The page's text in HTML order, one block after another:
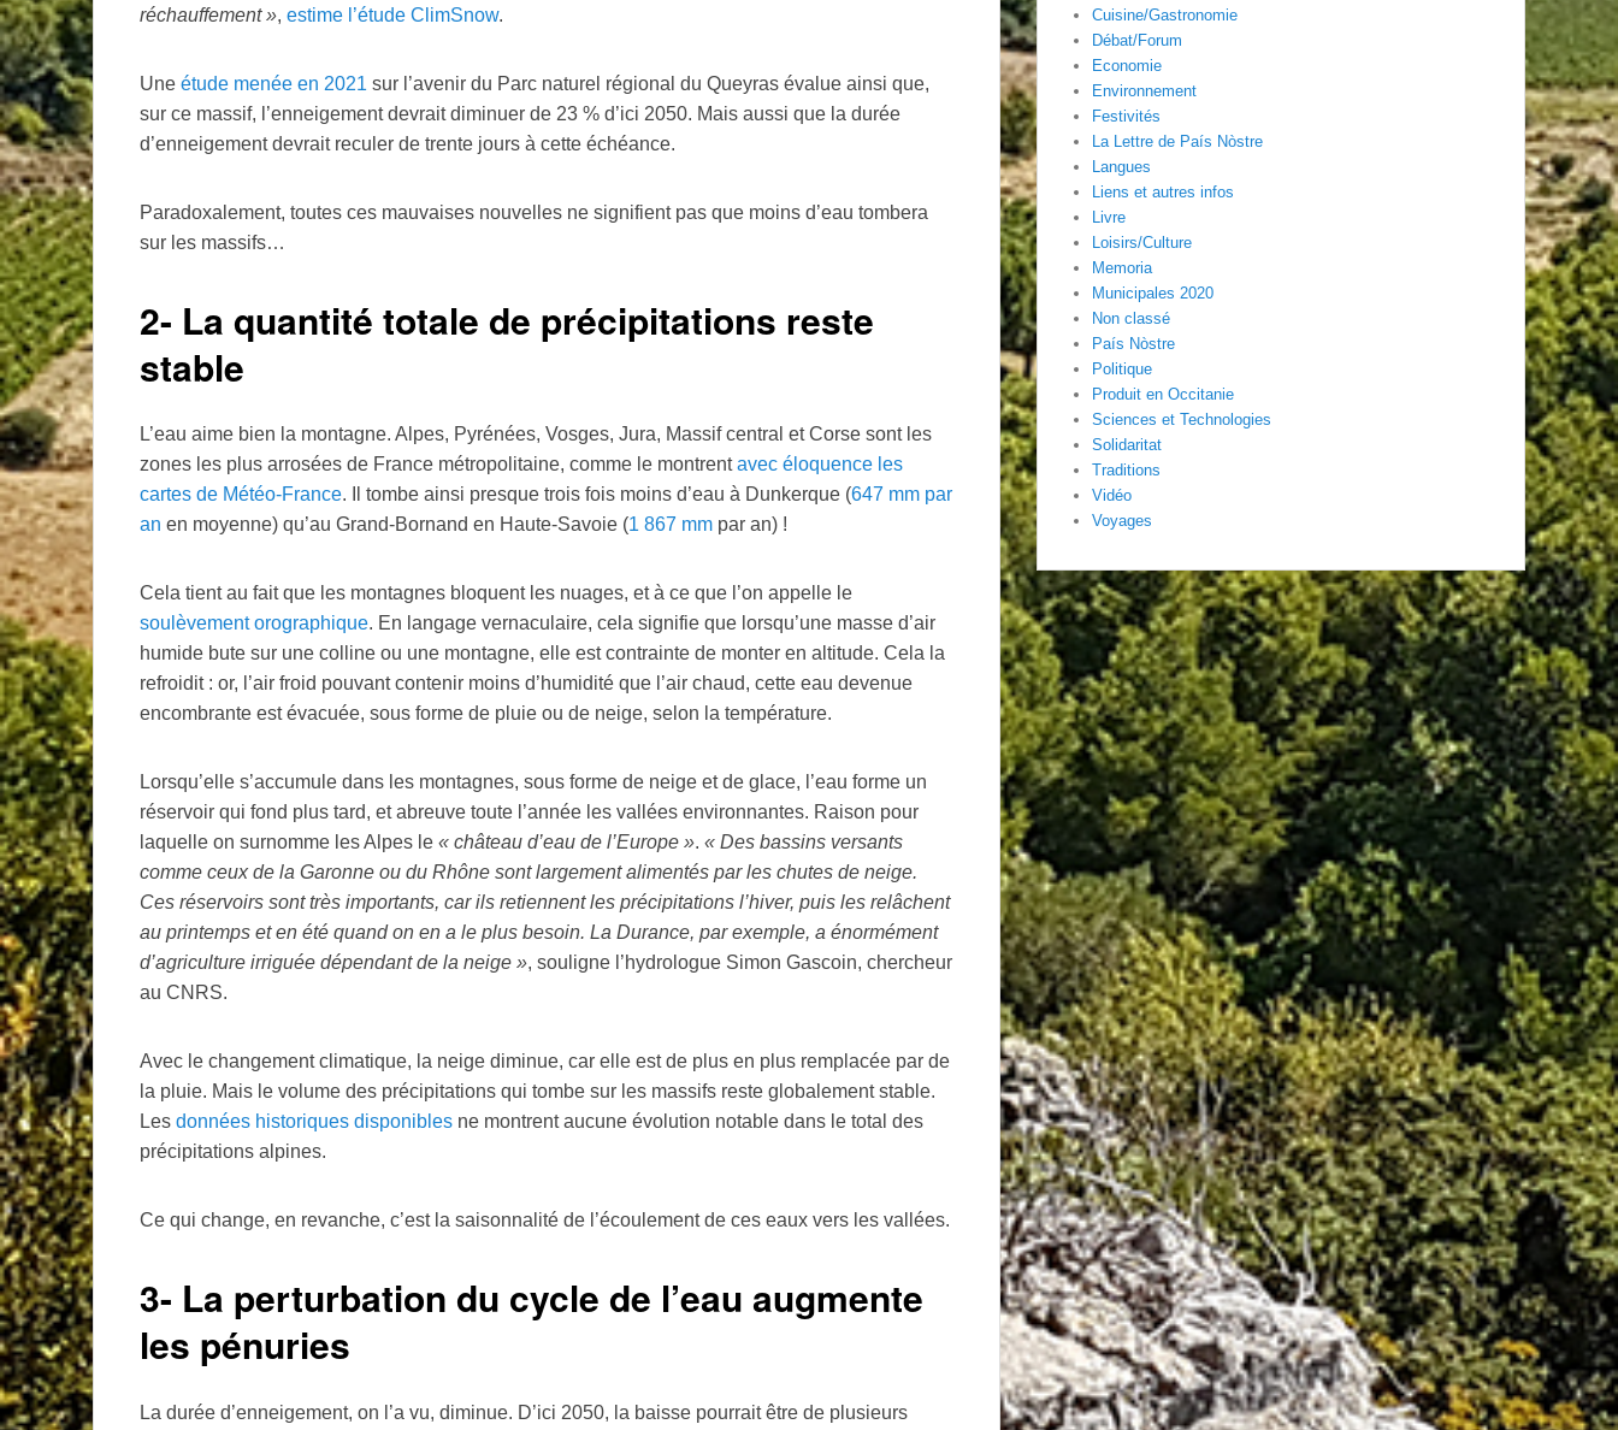
réchauffement », estime l’étude ClimSnow.
Une étude menée en 2021 sur l’avenir du Parc naturel régional du Queyras évalue ainsi que,
sur ce massif, l’enneigement devrait diminuer de 23 % d’ici 2050. Mais aussi que la durée
d’enneigement devrait reculer de trente jours à cette échéance.
Paradoxalement, toutes ces mauvaises nouvelles ne signifient pas que moins d’eau tombera
sur les massifs…
2- La quantité totale de précipitations reste
stable
L’eau aime bien la montagne. Alpes, Pyrénées, Vosges, Jura, Massif central et Corse sont les
zones les plus arrosées de France métropolitaine, comme le montrentavec éloquence les
cartes de Météo-France. Il tombe ainsi presque trois fois moins d’eau à Dunkerque (647 mm par
an en moyenne) qu’au Grand-Bornand en Haute-Savoie (1 867 mm par an) !
Cela tient au fait que les montagnes bloquent les nuages, et à ce que l’on appelle le
soulèvement orographique. En langage vernaculaire, cela signifie que lorsqu’une masse d’air
humide bute sur une colline ou une montagne, elle est contrainte de monter en altitude. Cela la
refroidit : or, l’air froid pouvant contenir moins d’humidité que l’air chaud, cette eau devenue
encombrante est évacuée, sous forme de pluie ou de neige, selon la température.
Lorsqu’elle s’accumule dans les montagnes, sous forme de neige et de glace, l’eau forme un
réservoir qui fond plus tard, et abreuve toute l’année les vallées environnantes. Raison pour
laquelle on surnomme les Alpes le « château d’eau de l’Europe ». « Des bassins versants
comme ceux de la Garonne ou du Rhône sont largement alimentés par les chutes de neige.
Ces réservoirs sont très importants, car ils retiennent les précipitations l’hiver, puis les relâchent
au printemps et en été quand on en a le plus besoin. La Durance, par exemple, a énormément
d’agriculture irriguée dépendant de la neige », souligne l’hydrologue Simon Gascoin, chercheur
au CNRS.
Avec le changement climatique, la neige diminue, car elle est de plus en plus remplacée par de
la pluie. Mais le volume des précipitations qui tombe sur les massifs reste globalement stable.
Les données historiques disponibles ne montrent aucune évolution notable dans le total des
précipitations alpines.
Ce qui change, en revanche, c’est la saisonnalité de l’écoulement de ces eaux vers les vallées.
3- La perturbation du cycle de l’eau augmente
les pénuries
La durée d’enneigement, on l’a vu, diminue. D’ici 2050, la baisse pourrait être de plusieurs
Cuisine/Gastronomie
Débat/Forum
Economie
Environnement
Festivités
La Lettre de País Nòstre
Langues
Liens et autres infos
Livre
Loisirs/Culture
Memoria
Municipales 2020
Non classé
País Nòstre
Politique
Produit en Occitanie
Sciences et Technologies
Solidaritat
Traditions
Vidéo
Voyages